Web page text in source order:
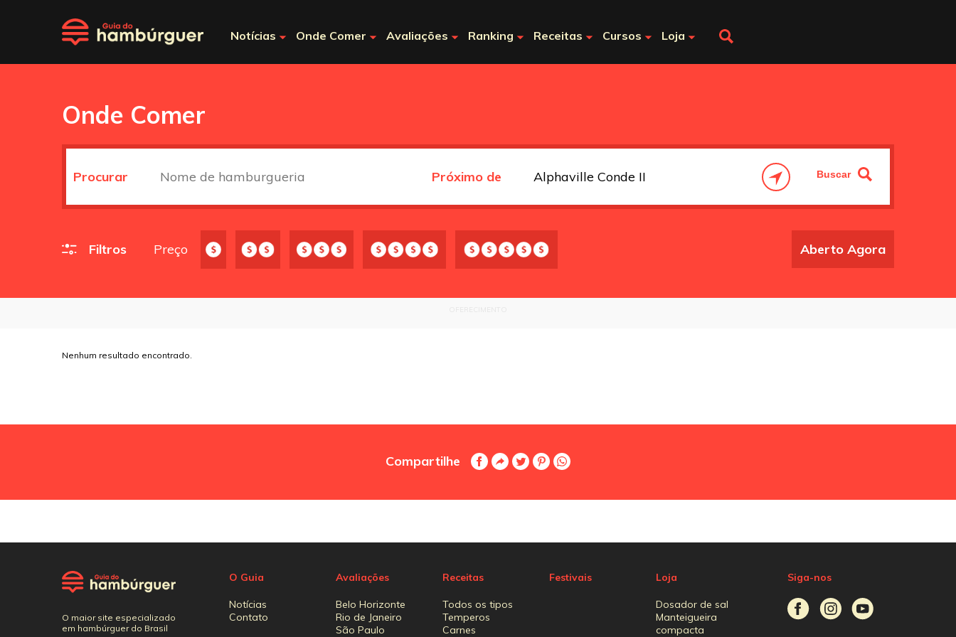
Notícias Onde Comer Avaliações Ranking Receitas Cursos Loja
Onde Comer
Procurar Próximo de
Filtros Preço Aberto Agora
Nenhum resultado encontrado.
Compartilhe
O maior site especializado
em hambúrguer do Brasil
O Guia
Notícias
Contato
Avaliações
Belo Horizonte
Rio de Janeiro
São Paulo
Receitas
Todos os tipos
Temperos
Carnes
Festivais Loja
Dosador de sal
Manteigueira
compacta
Siga-nos